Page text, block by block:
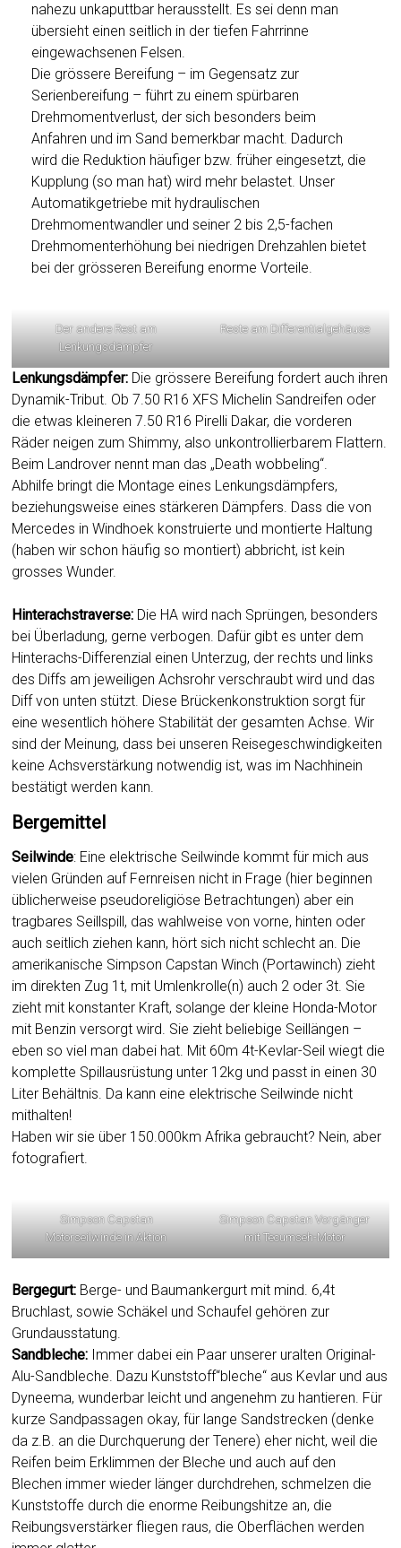
nahezu unkaputtbar herausstellt. Es sei denn man
übersieht einen seitlich in der tiefen Fahrrinne
eingewachsenen Felsen.
Die grössere Bereifung – im Gegensatz zur
Serienbereifung – führt zu einem spürbaren
Drehmomentverlust, der sich besonders beim
Anfahren und im Sand bemerkbar macht. Dadurch
wird die Reduktion häufiger bzw. früher eingesetzt, die
Kupplung (so man hat) wird mehr belastet. Unser
Automatikgetriebe mit hydraulischen
Drehmomentwandler und seiner 2 bis 2,5-fachen
Drehmomenterhöhung bei niedrigen Drehzahlen bietet
bei der grösseren Bereifung enorme Vorteile.
Der andere Rest am
Lenkungsdämpfer
Reste am Differentialgehäuse
Lenkungsdämpfer: Die grössere Bereifung fordert auch ihren
Dynamik-Tribut. Ob 7.50 R16 XFS Michelin Sandreifen oder
die etwas kleineren 7.50 R16 Pirelli Dakar, die vorderen
Räder neigen zum Shimmy, also unkontrollierbarem Flattern.
Beim Landrover nennt man das „Death wobbeling“.
Abhilfe bringt die Montage eines Lenkungsdämpfers,
beziehungsweise eines stärkeren Dämpfers. Dass die von
Mercedes in Windhoek konstruierte und montierte Haltung
(haben wir schon häufig so montiert) abbricht, ist kein
grosses Wunder.
Hinterachstraverse: Die HA wird nach Sprüngen, besonders
bei Überladung, gerne verbogen. Dafür gibt es unter dem
Hinterachs-Differenzial einen Unterzug, der rechts und links
des Diffs am jeweiligen Achsrohr verschraubt wird und das
Diff von unten stützt. Diese Brückenkonstruktion sorgt für
eine wesentlich höhere Stabilität der gesamten Achse. Wir
sind der Meinung, dass bei unseren Reisegeschwindigkeiten
keine Achsverstärkung notwendig ist, was im Nachhinein
bestätigt werden kann.
Bergemittel
Seilwinde: Eine elektrische Seilwinde kommt für mich aus
vielen Gründen auf Fernreisen nicht in Frage (hier beginnen
üblicherweise pseudoreligiöse Betrachtungen) aber ein
tragbares Seillspill, das wahlweise von vorne, hinten oder
auch seitlich ziehen kann, hört sich nicht schlecht an. Die
amerikanische Simpson Capstan Winch (Portawinch) zieht
im direkten Zug 1t, mit Umlenkrolle(n) auch 2 oder 3t. Sie
zieht mit konstanter Kraft, solange der kleine Honda-Motor
mit Benzin versorgt wird. Sie zieht beliebige Seillängen –
eben so viel man dabei hat. Mit 60m 4t-Kevlar-Seil wiegt die
komplette Spillausrüstung unter 12kg und passt in einen 30
Liter Behältnis. Da kann eine elektrische Seilwinde nicht
mithalten!
Haben wir sie über 150.000km Afrika gebraucht? Nein, aber
fotografiert.
Simpson Capstan
Motorseilwinde in Aktion
Simpson Capstan Vorgänger
mit Tecumseh-Motor
Bergegurt: Berge- und Baumankergurt mit mind. 6,4t
Bruchlast, sowie Schäkel und Schaufel gehören zur
Grundausstatung.
Sandbleche: Immer dabei ein Paar unserer uralten Original-
Alu-Sandbleche. Dazu Kunststoff“bleche“ aus Kevlar und aus
Dyneema, wunderbar leicht und angenehm zu hantieren. Für
kurze Sandpassagen okay, für lange Sandstrecken (denke
da z.B. an die Durchquerung der Tenere) eher nicht, weil die
Reifen beim Erklimmen der Bleche und auch auf den
Blechen immer wieder länger durchdrehen, schmelzen die
Kunststoffe durch die enorme Reibungshitze an, die
Reibungsverstärker fliegen raus, die Oberflächen werden